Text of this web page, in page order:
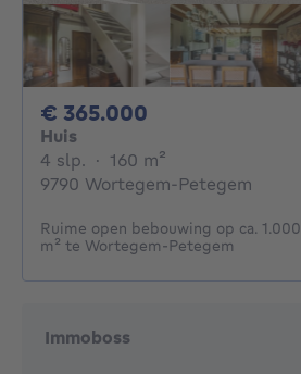
€ 365.000
Huis
4 slp. 4 slaapkamers
· 160 m²
9790 Wortegem-Petegem
Ruime open bebouwing op ca. 1.000
m² te Wortegem-Petegem
Immoboss